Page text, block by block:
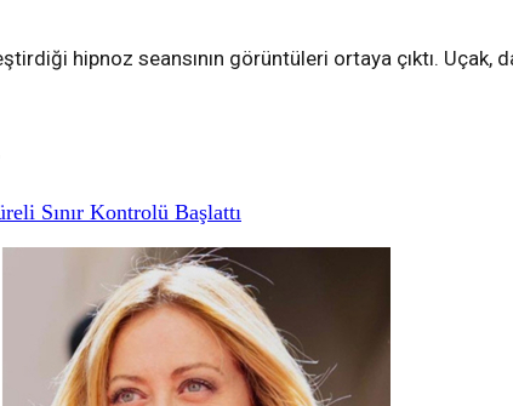
hipnoz seansının görüntüleri ortaya çıktı.
Sınır Kontrolü Başlattı